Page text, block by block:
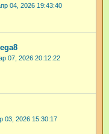
04, 2026 19:43:40
07, 2026 20:12:22
03, 2026 15:30:17